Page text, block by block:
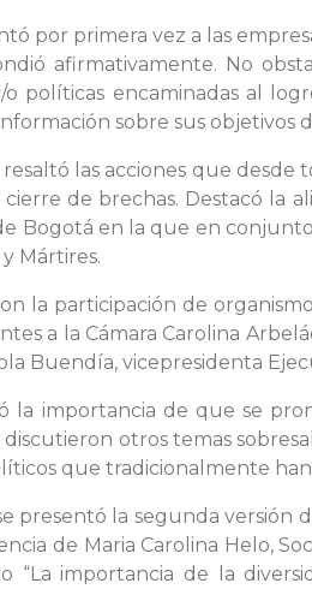
por primera vez a las
afirmativamente. No
políticas encaminadas al
sobre sus objetivos
las acciones que
de brechas. Destacó la
Bogotá en la que en
Mártires.
la participación de
a la Cámara Carolina
Buendía, vicepresidenta
la importancia de que se
otros temas
que tradicionalmente
presentó la segunda versión
de Maria Carolina Helo,
“La importancia de la